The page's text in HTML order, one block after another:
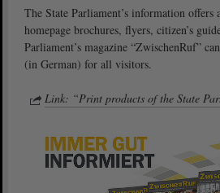
The State Parliament’s information offers
homepage brochures, flyers, citizen’s
Parliament’s magazine “ZwischenRuf”
(in German) for all visitors.
Link: “Print products of the State